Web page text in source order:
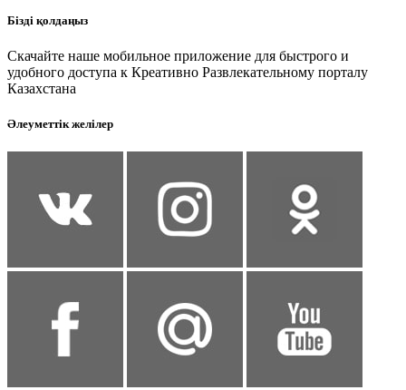
Бізді қолдаңыз
Скачайте наше мобильное приложение для быстрого и
удобного доступа к Креативно Развлекательному порталу
Казахстана
Әлеуметтік желілер